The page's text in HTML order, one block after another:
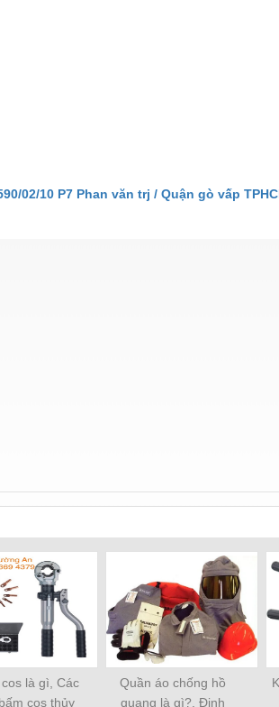
02/10 P7 Phan văn trj / Quận gò vấp
là gì, Các
cos thủy
Quần áo chống hồ
quang là gì?, Định